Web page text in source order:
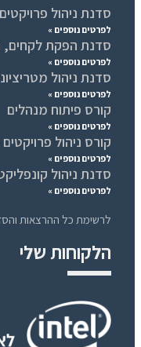
סדנת ניהול
לפרטים נוספים »
סדנת הפקת לקחים,
לפרטים נוספים »
סדנת ניהול
לפרטים נוספים »
קורס פיתוח מנהלים
לפרטים נוספים »
קורס ניהול פרויקטים
לפרטים נוספים »
סדנת ניהול
לפרטים נוספים »
לרשימת כל ההרצאות
הלקוחות שלי